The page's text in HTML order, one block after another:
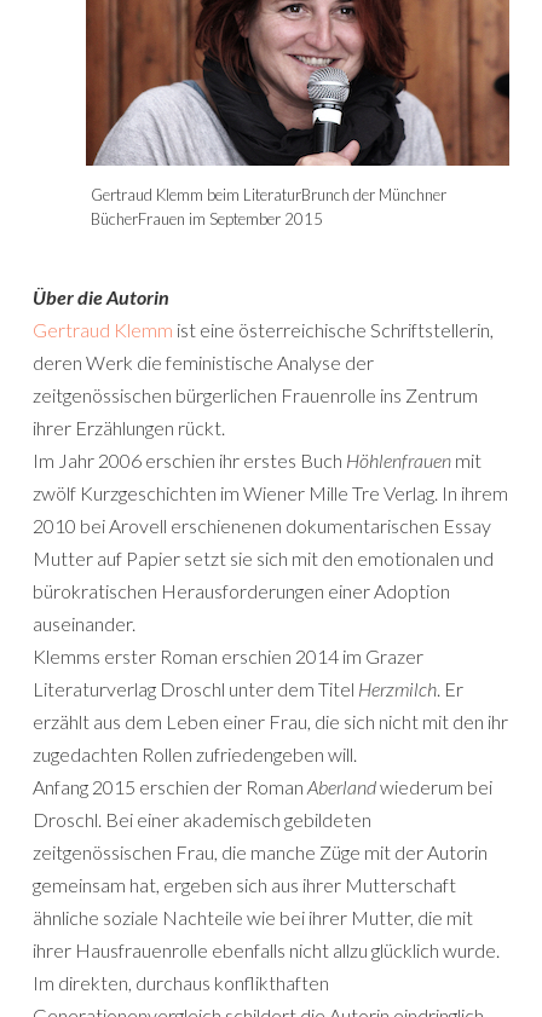
Gertraud Klemm beim LiteraturBrunch der Münchner
BücherFrauen im September 2015
Über die Autorin
Gertraud Klemm ist eine österreichische Schriftstellerin,
deren Werk die feministische Analyse der
zeitgenössischen bürgerlichen Frauenrolle ins Zentrum
ihrer Erzählungen rückt.
Im Jahr 2006 erschien ihr erstes Buch Höhlenfrauen mit
zwölf Kurzgeschichten im Wiener Mille Tre Verlag. In ihrem
2010 bei Arovell erschienenen dokumentarischen Essay
Mutter auf Papier setzt sie sich mit den emotionalen und
bürokratischen Herausforderungen einer Adoption
auseinander.
Klemms erster Roman erschien 2014 im Grazer
Literaturverlag Droschl unter dem Titel Herzmilch. Er
erzählt aus dem Leben einer Frau, die sich nicht mit den ihr
zugedachten Rollen zufriedengeben will.
Anfang 2015 erschien der Roman Aberlandwiederum bei
Droschl. Bei einer akademisch gebildeten
zeitgenössischen Frau, die manche Züge mit der Autorin
gemeinsam hat, ergeben sich aus ihrer Mutterschaft
ähnliche soziale Nachteile wie bei ihrer Mutter, die mit
ihrer Hausfrauenrolle ebenfalls nicht allzu glücklich wurde.
Im direkten, durchaus konflikthaften